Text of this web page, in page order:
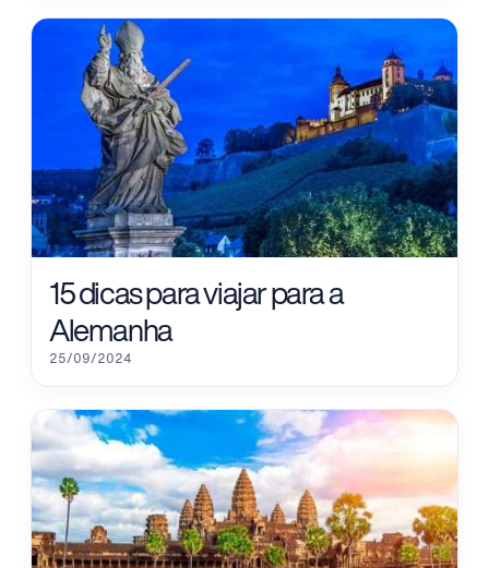
15 dicas para viajar para a
Alemanha
25/09/2024